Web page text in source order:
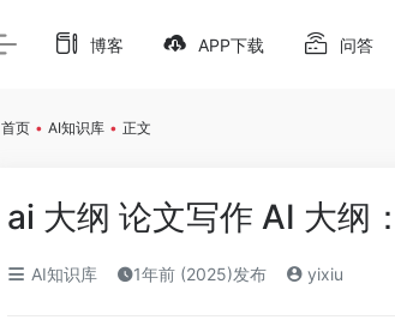
博客 APP下载 问答
首页 • AI知识库 • 正文
ai 大纲 论文写作 AI 大纲
AI知识库 1年前 (2025)发布 yixiu